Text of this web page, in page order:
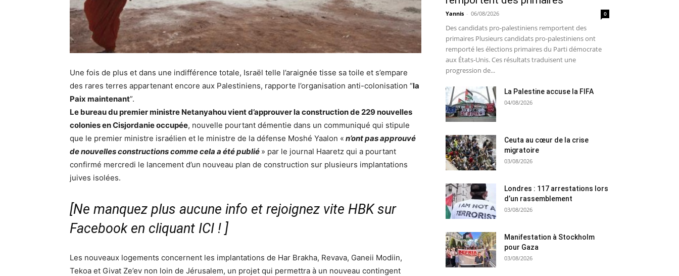
Une fois de plus et dans une indifférence totale, Israël telle l’araignée tisse sa toile et s’empare
des rares terres appartenant encore aux Palestiniens, rapporte l’organisation anti-colonisation “la
Paix maintenant”.
Le bureau du premier ministre Netanyahou vient d’approuver la construction de 229 nouvelles
colonies en Cisjordanie occupée, nouvelle pourtant démentie dans un communiqué qui stipule
que le premier ministre israélien et le ministre de la défense Moshé Yaalon « n’ont pas approuvé
de nouvelles constructions comme cela a été publié » par le journal Haaretz qui a pourtant
confirmé mercredi le lancement d’un nouveau plan de construction sur plusieurs implantations
juives isolées.
[Ne manquez plus aucune info et rejoignez vite HBK sur
Facebook en cliquant ICI ! ]
Les nouveaux logements concernent les implantations de Har Brakha, Revava, Ganeii Modiin,
Tekoa et Givat Ze’ev non loin de Jérusalem, un projet qui permettra à un nouveau contingent
Yannis - 06/08/2026 0
Des candidats pro-palestiniens remportent des
primaires Plusieurs candidats pro-palestiniens ont
remporté les élections primaires du Parti démocrate
aux États-Unis. Ces résultats traduisent une
progression de...
La Palestine accuse la FIFA
04/08/2026
Ceuta au cœur de la crise
migratoire
03/08/2026
Londres : 117 arrestations lors
d’un rassemblement
03/08/2026
Manifestation à Stockholm
pour Gaza
03/08/2026